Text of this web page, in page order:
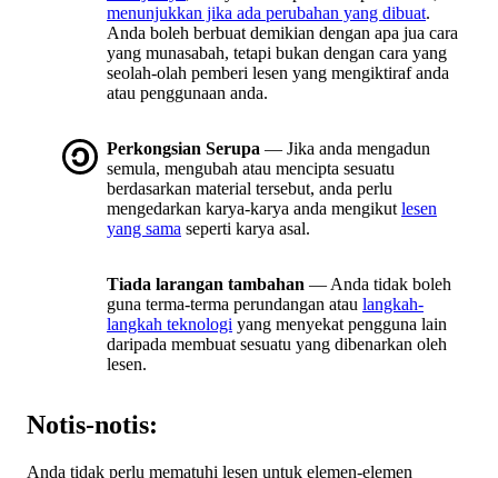
menunjukkan jika ada perubahan yang dibuat.
Anda boleh berbuat demikian dengan apa jua cara
yang munasabah, tetapi bukan dengan cara yang
seolah-olah pemberi lesen yang mengiktiraf anda
atau penggunaan anda.
Perkongsian Serupa — Jika anda mengadun
semula, mengubah atau mencipta sesuatu
berdasarkan material tersebut, anda perlu
mengedarkan karya-karya anda mengikut lesen
yang sama seperti karya asal.
Tiada larangan tambahan — Anda tidak boleh
guna terma-terma perundangan atau langkah-
langkah teknologi yang menyekat pengguna lain
daripada membuat sesuatu yang dibenarkan oleh
lesen.
Notis-notis:
Anda tidak perlu mematuhi lesen untuk elemen-elemen